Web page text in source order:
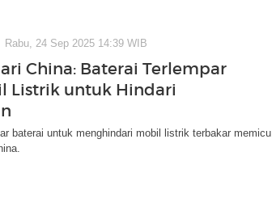
Rabu, 24 Sep 2025 14:39 WIB
China: Baterai Terlempar
Listrik untuk Hindari
baterai untuk menghindari mobil listrik terbakar memicu